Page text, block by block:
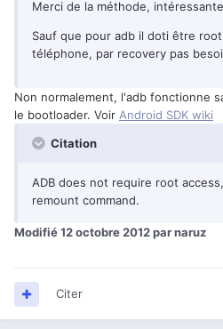
Merci de la méthode,
Sauf que pour adb il doti être
téléphone, par recovery pas
Non normalement, l'adb fonctionne
le bootloader. Voir Android SDK wiki
Citation
ADB does not require root
remount command.
Modifié12 octobre 2012par naruz
Citer